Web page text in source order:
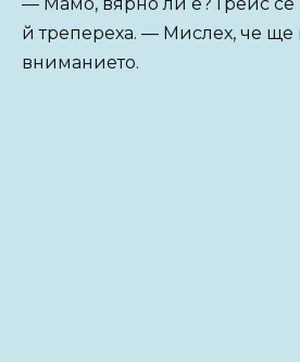
й трепереха. — Мислех, че ще
вниманието.